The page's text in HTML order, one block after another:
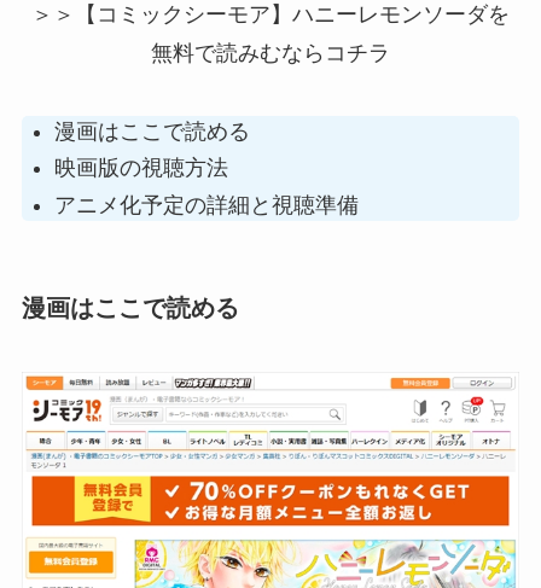
＞＞【コミックシーモア】ハニーレモンソーダを
無料で読みむならコチラ
漫画はここで読める
映画版の視聴方法
アニメ化予定の詳細と視聴準備
漫画はここで読める